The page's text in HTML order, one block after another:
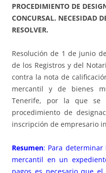
PROCEDIMIENTO DE
CONCURSAL. NECESIDAD
RESOLVER.
Resolución de 1 de junio
de los Registros y del
contra la nota de
mercantil y de bienes
Tenerife, por la que se
procedimiento de
inscripción de empresario
Resumen: Para
mercantil en un